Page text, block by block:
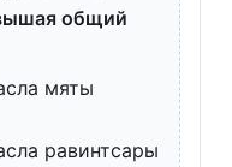
общий
мяты
равинтсары